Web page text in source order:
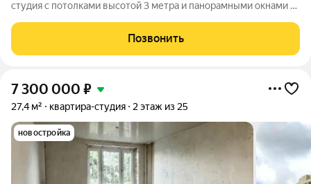
студия с потолками высотой 3 метра и панорамными окнами в
жилом комплексе «Титул в Московском» в одном из самых
востребованных районов
Позвонить
7 300 000 ₽
27,4 м² квартира-студия 2 этаж из 25
новостройка